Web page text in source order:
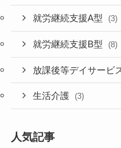
就労継続支援A型 (3)
就労継続支援B型 (8)
放課後等デイサービ
生活介護 (3)
人気記事